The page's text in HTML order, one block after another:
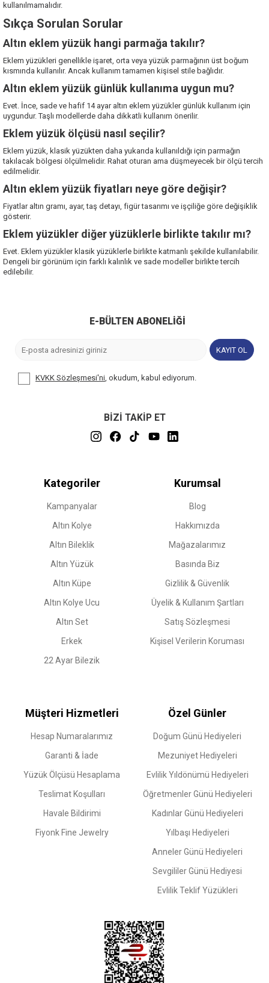
kullanılmamalıdır.
Sıkça Sorulan Sorular
Altın eklem yüzük hangi parmağa takılır?
Eklem yüzükleri genellikle işaret, orta veya yüzük parmağının üst boğum
kısmında kullanılır. Ancak kullanım tamamen kişisel stile bağlıdır.
Altın eklem yüzük günlük kullanıma uygun mu?
Evet. İnce, sade ve hafif 14 ayar altın eklem yüzükler günlük kullanım için
uygundur. Taşlı modellerde daha dikkatli kullanım önerilir.
Eklem yüzük ölçüsü nasıl seçilir?
Eklem yüzük, klasik yüzükten daha yukarıda kullanıldığı için parmağın
takılacak bölgesi ölçülmelidir. Rahat oturan ama düşmeyecek bir ölçü tercih
edilmelidir.
Altın eklem yüzük fiyatları neye göre değişir?
Fiyatlar altın gramı, ayar, taş detayı, figür tasarımı ve işçiliğe göre değişiklik
gösterir.
Eklem yüzükler diğer yüzüklerle birlikte takılır mı?
Evet. Eklem yüzükler klasik yüzüklerle birlikte katmanlı şekilde kullanılabilir.
Dengeli bir görünüm için farklı kalınlık ve sade modeller birlikte tercih
edilebilir.
E-BÜLTEN ABONELIĞI
KAYIT OL
KVKK Sözleşmesi'ni, okudum, kabul ediyorum.
BİZİ TAKİP ET
Kategoriler
Kampanyalar
Altın Kolye
Altın Bileklik
Altın Yüzük
Altın Küpe
Altın Kolye Ucu
Altın Set
Erkek
22 Ayar Bilezik
Kurumsal
Blog
Hakkımızda
Mağazalarımız
Basında Biz
Gizlilik & Güvenlik
Üyelik & Kullanım Şartları
Satış Sözleşmesi
Kişisel Verilerin Koruması
Müşteri Hizmetleri
Hesap Numaralarımız
Garanti & İade
Yüzük Ölçüsü Hesaplama
Teslimat Koşulları
Havale Bildirimi
Fiyonk Fine Jewelry
Özel Günler
Doğum Günü Hediyeleri
Mezuniyet Hediyeleri
Evlilik Yıldönümü Hediyeleri
Öğretmenler Günü Hediyeleri
Kadınlar Günü Hediyeleri
Yılbaşı Hediyeleri
Anneler Günü Hediyeleri
Sevgililer Günü Hediyesi
Evlilik Teklif Yüzükleri